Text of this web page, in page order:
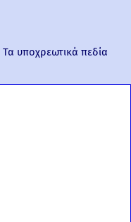
Τα υποχρεωτικά πεδία